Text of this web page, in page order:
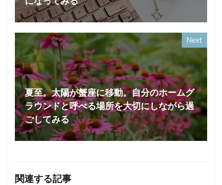
Next
夏至。太陽が蟹座に移動。自分のホームグ
ラウンドと呼べる場所を大切にしながら過
ごしてみる
関連する記事